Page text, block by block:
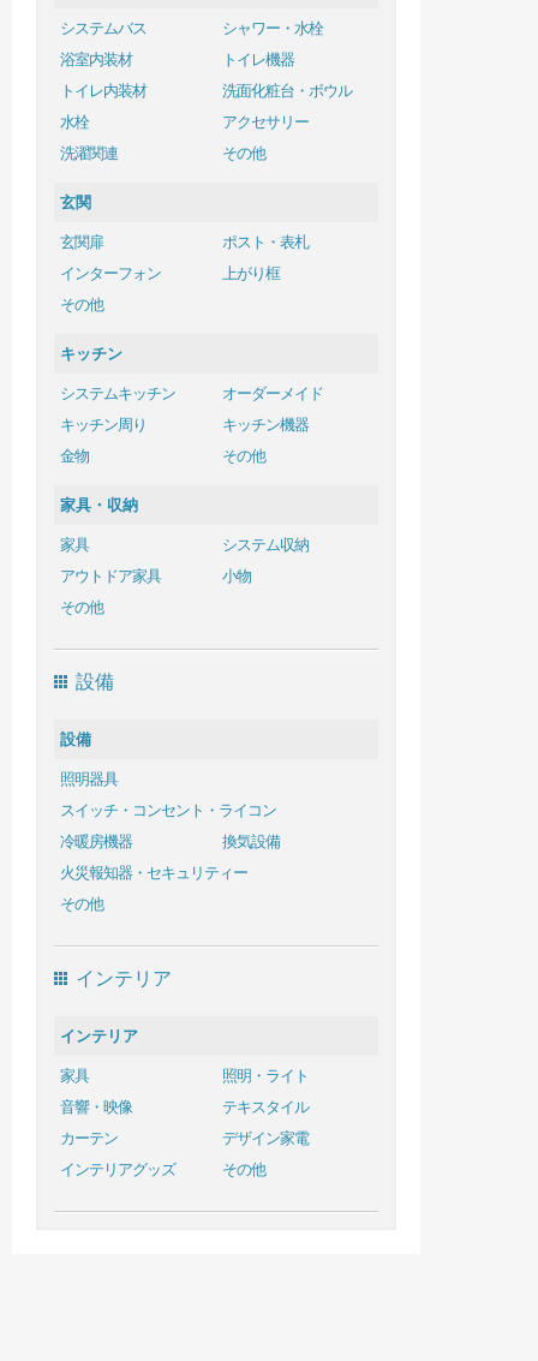
システムバス
シャワー・水栓
浴室内装材
トイレ機器
トイレ内装材
洗面化粧台・ボウル
水栓
アクセサリー
洗濯関連
その他
玄関
玄関扉
ポスト・表札
インターフォン
上がり框
その他
キッチン
システムキッチン
オーダーメイド
キッチン周り
キッチン機器
金物
その他
家具・収納
家具
システム収納
アウトドア家具
小物
その他
設備
設備
照明器具
スイッチ・コンセント・ライコン
冷暖房機器
換気設備
火災報知器・セキュリティー
その他
インテリア
インテリア
家具
照明・ライト
音響・映像
テキスタイル
カーテン
デザイン家電
インテリアグッズ
その他